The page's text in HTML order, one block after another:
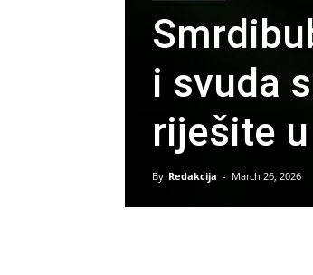
i svuda
riješite
By Redakcija - March 26, 2026